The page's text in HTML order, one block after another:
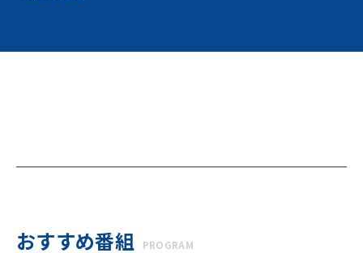
おすすめ番組 PROGRAM